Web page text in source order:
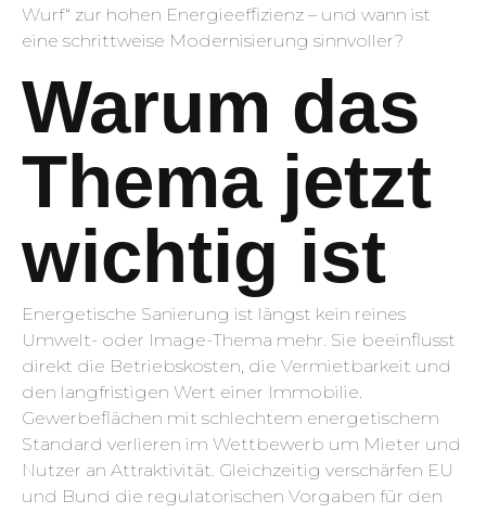
Wurf“ zur hohen Energieeffizienz – und wann ist
eine schrittweise Modernisierung sinnvoller?
Warum das
Thema jetzt
wichtig ist
Energetische Sanierung ist längst kein reines
Umwelt- oder Image-Thema mehr. Sie beeinflusst
direkt die Betriebskosten, die Vermietbarkeit und
den langfristigen Wert einer Immobilie.
Gewerbeflächen mit schlechtem energetischem
Standard verlieren im Wettbewerb um Mieter und
Nutzer an Attraktivität. Gleichzeitig verschärfen EU
und Bund die regulatorischen Vorgaben für den